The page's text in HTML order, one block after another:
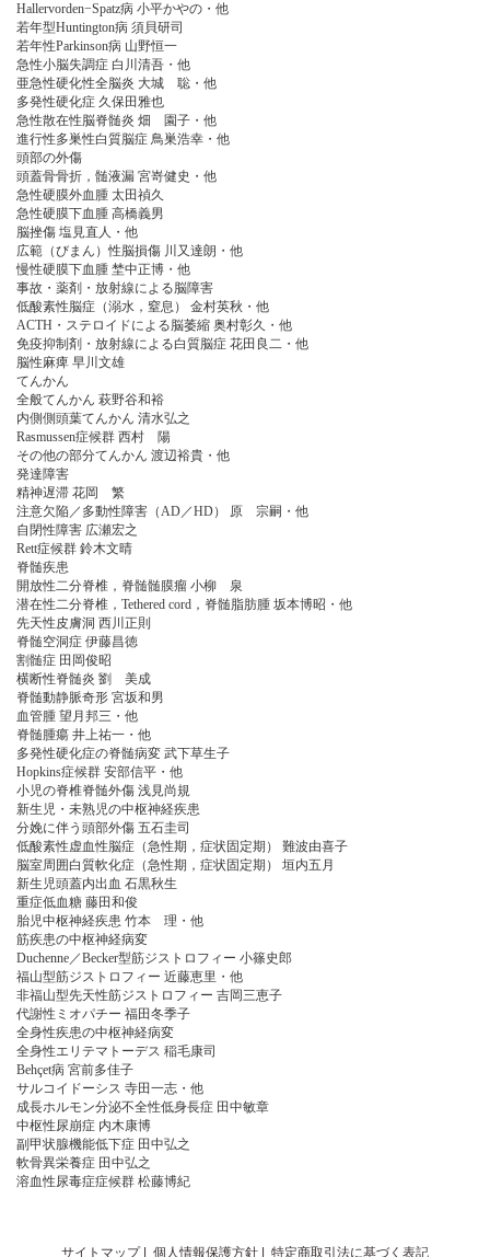
Hallervorden−Spatz病 小平かやの・他
若年型Huntington病 須貝研司
若年性Parkinson病 山野恒一
急性小脳失調症 白川清吾・他
亜急性硬化性全脳炎 大城 聡・他
多発性硬化症 久保田雅也
急性散在性脳脊髄炎 畑 園子・他
進行性多巣性白質脳症 鳥巣浩幸・他
頭部の外傷
頭蓋骨骨折，髄液漏 宮嵜健史・他
急性硬膜外血腫 太田禎久
急性硬膜下血腫 高橋義男
脳挫傷 塩見直人・他
広範（びまん）性脳損傷 川又達朗・他
慢性硬膜下血腫 埜中正博・他
事故・薬剤・放射線による脳障害
低酸素性脳症（溺水，窒息） 金村英秋・他
ACTH・ステロイドによる脳萎縮 奥村彰久・他
免疫抑制剤・放射線による白質脳症 花田良二・他
脳性麻痺 早川文雄
てんかん
全般てんかん 萩野谷和裕
内側側頭葉てんかん 清水弘之
Rasmussen症候群 西村 陽
その他の部分てんかん 渡辺裕貴・他
発達障害
精神遅滞 花岡 繁
注意欠陥／多動性障害（AD／HD） 原 宗嗣・他
自閉性障害 広瀬宏之
Rett症候群 鈴木文晴
脊髄疾患
開放性二分脊椎，脊髄髄膜瘤 小柳 泉
潜在性二分脊椎，Tethered cord，脊髄脂肪腫 坂本博昭・他
先天性皮膚洞 西川正則
脊髄空洞症 伊藤昌徳
割髄症 田岡俊昭
横断性脊髄炎 劉 美成
脊髄動静脈奇形 宮坂和男
血管腫 望月邦三・他
脊髄腫瘍 井上祐一・他
多発性硬化症の脊髄病変 武下草生子
Hopkins症候群 安部信平・他
小児の脊椎脊髄外傷 浅見尚規
新生児・未熟児の中枢神経疾患
分娩に伴う頭部外傷 五石圭司
低酸素性虚血性脳症（急性期，症状固定期） 難波由喜子
脳室周囲白質軟化症（急性期，症状固定期） 垣内五月
新生児頭蓋内出血 石黒秋生
重症低血糖 藤田和俊
胎児中枢神経疾患 竹本 理・他
筋疾患の中枢神経病変
Duchenne／Becker型筋ジストロフィー 小篠史郎
福山型筋ジストロフィー 近藤恵里・他
非福山型先天性筋ジストロフィー 吉岡三恵子
代謝性ミオパチー 福田冬季子
全身性疾患の中枢神経病変
全身性エリテマトーデス 稲毛康司
Behçet病 宮前多佳子
サルコイドーシス 寺田一志・他
成長ホルモン分泌不全性低身長症 田中敏章
中枢性尿崩症 内木康博
副甲状腺機能低下症 田中弘之
軟骨異栄養症 田中弘之
溶血性尿毒症症候群 松藤博紀
サイトマップ| 個人情報保護方針 特定商取引法に基づく表記